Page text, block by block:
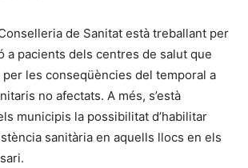
de Sanitat està treballant per
a pacients dels centres de salut que
per les conseqüències del temporal a
no afectats. A més, s’està
municipis la possibilitat d’habilitar
sanitària en aquells llocs en els